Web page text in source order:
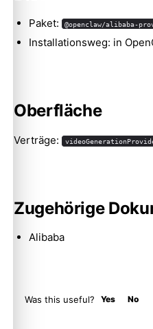
Paket: @openclaw/alibaba-
Installationsweg: in
Oberfläche
Verträge:
Zugehörige
Alibaba
Was this useful? Yes No